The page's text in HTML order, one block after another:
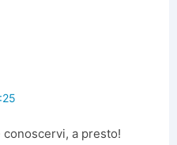
a presto!